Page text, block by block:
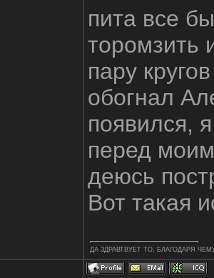
пита все
торомзить
пару
обогнал
появился,
перед
деюсь
Вот такая
ДА ЗДРАВТВУЕТ ТО, БЛАГОДАРЯ